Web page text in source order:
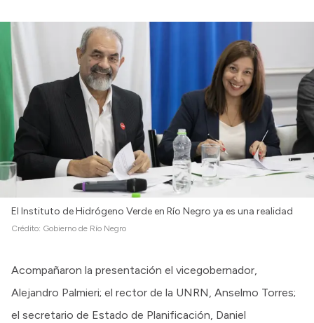
Consulta de pago a proveedores
Convocatorias
Intranet
Login
El Instituto de Hidrógeno Verde en Río Negro ya es una realidad
Crédito: Gobierno de Río Negro
Acompañaron la presentación el vicegobernador,
Alejandro Palmieri; el rector de la UNRN, Anselmo Torres;
el secretario de Estado de Planificación, Daniel